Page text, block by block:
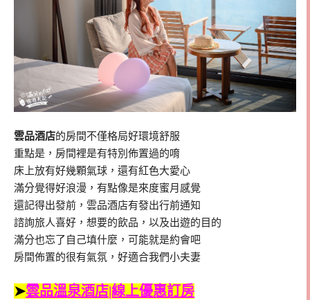
雲品酒店的房間不僅格局好環境舒服
重點是，房間裡是有特別佈置過的唷
床上放有好幾顆氣球，還有紅色大愛心
滿分覺得好浪漫，有點像是來度蜜月感覺
還記得出發前，雲品酒店有發出行前通知
諮詢旅人喜好，想要的飲品，以及出遊的目的
滿分也忘了自己填什麼，可能就是約會吧
房間佈置的很有氣氛，好適合我們小夫妻
➤雲品溫泉酒店|線上優惠訂房